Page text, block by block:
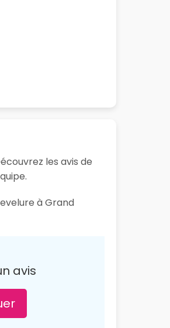
les avis de
à Grand
avis